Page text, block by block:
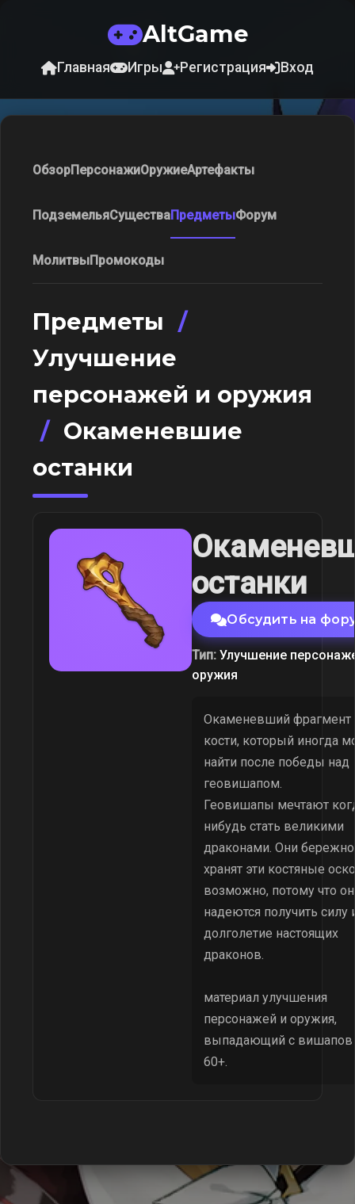
AltGame
Главная Игры Регистрация Вход
ОбзорПерсонажиОружиеАртефакты
ПодземельяСуществаПредметыФорум
МолитвыПромокоды
Предметы /
Улучшение
персонажей и оружия
/ Окаменевшие
останки
останки
Обсудить на
Тип: Улучшение
оружия
Окаменевший фрагмент
кости, который иногда
найти после победы над
геовишапом.
Геовишапы мечтают
нибудь стать великими
драконами. Они бережно
хранят эти костяные
возможно, потому что
надеются получить силу
долголетие настоящих
драконов.
материал улучшения
персонажей и оружия,
выпадающий с вишапов
60+.